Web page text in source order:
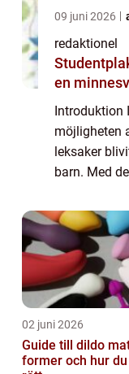
09 juni 2026
redaktionel
en
Introduktion
möjligheten
leksaker
barn. Med
leverans har
02 juni 2026
Guide till dildo material,
former och hur